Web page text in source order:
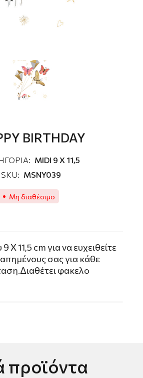
BIRTHDAY
MIDI 9 X 11,5
SKU: MSNY039
Μη διαθέσιμο
X 11,5 cm για να ευχειθείτε
σας για κάθε
φακελο
προϊόντα